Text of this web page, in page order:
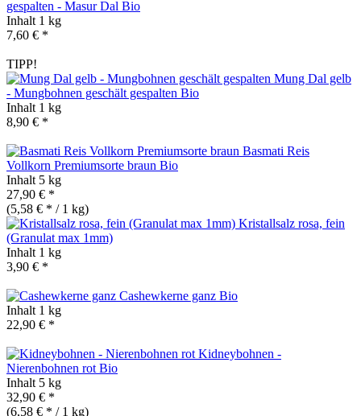
gespalten - Masur Dal Bio
Inhalt 1 kg
7,60 € *
TIPP!
Mung Dal gelb
- Mungbohnen geschält gespalten Bio
Inhalt 1 kg
8,90 € *
Basmati Reis
Vollkorn Premiumsorte braun Bio
Inhalt 5 kg
27,90 € *
(5,58 € * / 1 kg)
Kristallsalz rosa, fein
(Granulat max 1mm)
Inhalt 1 kg
3,90 € *
Cashewkerne ganz Bio
Inhalt 1 kg
22,90 € *
Kidneybohnen -
Nierenbohnen rot Bio
Inhalt 5 kg
32,90 € *
(6,58 € * / 1 kg)